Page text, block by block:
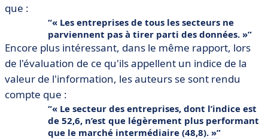
que :
« Les entreprises de tous les secteurs ne
parviennent pas à tirer parti des données. »
Encore plus intéressant, dans le même rapport, lors
de l'évaluation de ce qu'ils appellent un indice de la
valeur de l'information, les auteurs se sont rendu
compte que :
« Le secteur des entreprises, dont l’indice est
de 52,6, n’est que légèrement plus performant
que le marché intermédiaire (48,8). »